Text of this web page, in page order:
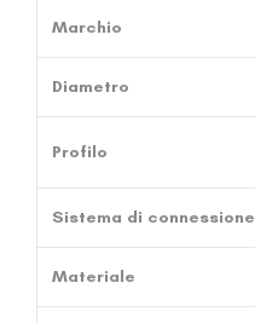
Marchio
Diametro
Profilo
Sistema di connessione
Materiale